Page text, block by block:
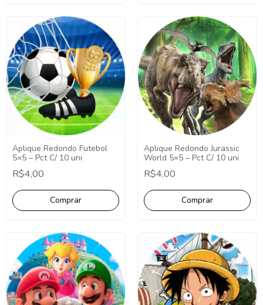
Aplique Redondo Futebol
5×5 – Pct C/ 10 uni
R$4,00
Aplique Redondo Jurassic
World 5×5 – Pct C/ 10 uni
R$4,00